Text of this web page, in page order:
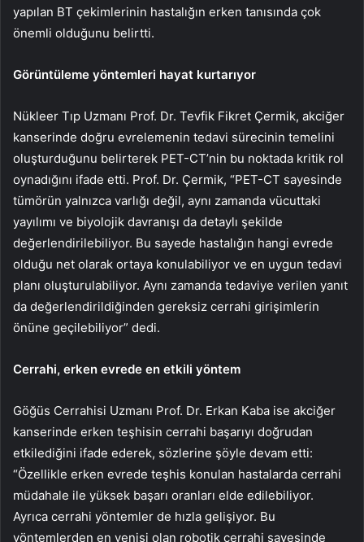
yapılan BT çekimlerinin hastalığın erken tanısında çok
önemli olduğunu belirtti.
Görüntüleme yöntemleri hayat kurtarıyor
Nükleer Tıp Uzmanı Prof. Dr. Tevfik Fikret Çermik, akciğer
kanserinde doğru evrelemenin tedavi sürecinin temelini
oluşturduğunu belirterek PET-CT’nin bu noktada kritik rol
oynadığını ifade etti. Prof. Dr. Çermik, “PET-CT sayesinde
tümörün yalnızca varlığı değil, aynı zamanda vücuttaki
yayılımı ve biyolojik davranışı da detaylı şekilde
değerlendirilebiliyor. Bu sayede hastalığın hangi evrede
olduğu net olarak ortaya konulabiliyor ve en uygun tedavi
planı oluşturulabiliyor. Aynı zamanda tedaviye verilen yanıt
da değerlendirildiğinden gereksiz cerrahi girişimlerin
önüne geçilebiliyor” dedi.
Cerrahi, erken evrede en etkili yöntem
Göğüs Cerrahisi Uzmanı Prof. Dr. Erkan Kaba ise akciğer
kanserinde erken teşhisin cerrahi başarıyı doğrudan
etkilediğini ifade ederek, sözlerine şöyle devam etti:
“Özellikle erken evrede teşhis konulan hastalarda cerrahi
müdahale ile yüksek başarı oranları elde edilebiliyor.
Ayrıca cerrahi yöntemler de hızla gelişiyor. Bu
yöntemlerden en yenisi olan robotik cerrahi sayesinde